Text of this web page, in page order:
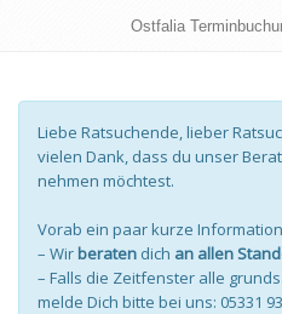
Ostfalia
Liebe Ratsuchende, lieber
vielen Dank, dass du unser
nehmen möchtest.
Vorab ein paar kurze
– Wirberaten dich an allen
– Falls die Zeitfenster alle
melde Dich bitte bei uns: 05331